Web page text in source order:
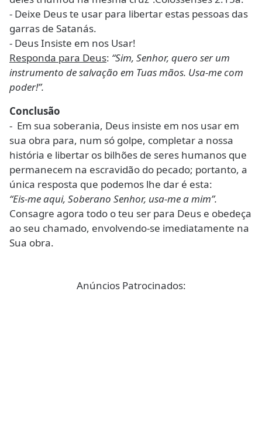
- Deixe Deus te usar para libertar estas pessoas das
garras de Satanás.
- Deus Insiste em nos Usar!
Responda para Deus: “Sim, Senhor, quero ser um
instrumento de salvação em Tuas mãos. Usa-me com
poder!”.
Conclusão
- Em sua soberania, Deus insiste em nos usar em
sua obra para, num só golpe, completar a nossa
história e libertar os bilhões de seres humanos que
permanecem na escravidão do pecado; portanto, a
única resposta que podemos lhe dar é esta:
“Eis-me aqui, Soberano Senhor, usa-me a mim”.
Consagre agora todo o teu ser para Deus e obedeça
ao seu chamado, envolvendo-se imediatamente na
Sua obra.
Anúncios Patrocinados: